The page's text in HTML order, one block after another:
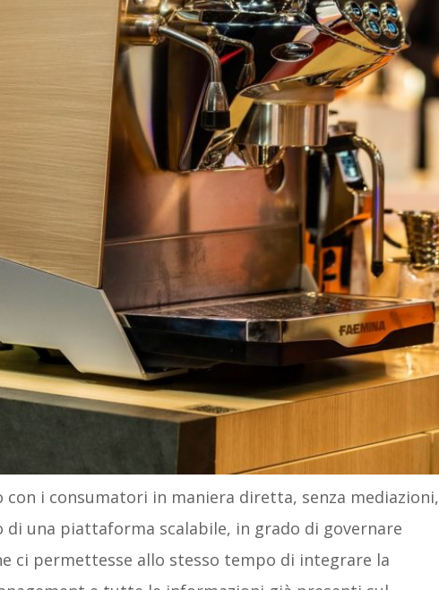
con i consumatori in maniera diretta, senza mediazioni,
di una piattaforma scalabile, in grado di governare
ci permettesse allo stesso tempo di integrare la